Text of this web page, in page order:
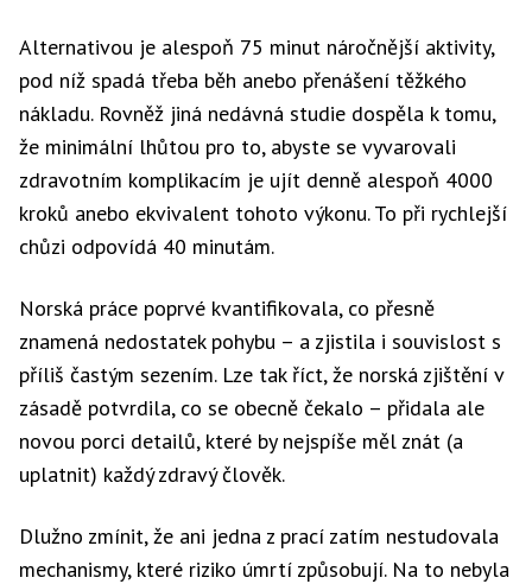
Alternativou je alespoň 75 minut náročnější aktivity,
pod níž spadá třeba běh anebo přenášení těžkého
nákladu. Rovněž jiná nedávná studie dospěla k tomu,
že minimální lhůtou pro to, abyste se vyvarovali
zdravotním komplikacím je ujít denně alespoň 4000
kroků anebo ekvivalent tohoto výkonu. To při rychlejší
chůzi odpovídá 40 minutám.
Norská práce poprvé kvantifikovala, co přesně
znamená nedostatek pohybu – a zjistila i souvislost s
příliš častým sezením. Lze tak říct, že norská zjištění v
zásadě potvrdila, co se obecně čekalo – přidala ale
novou porci detailů, které by nejspíše měl znát (a
uplatnit) každý zdravý člověk.
Dlužno zmínit, že ani jedna z prací zatím nestudovala
mechanismy, které riziko úmrtí způsobují. Na to nebyla